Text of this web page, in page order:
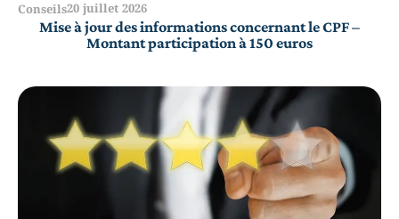
Conseils20 juillet 2026
Mise à jour des informations concernant le CPF –
Montant participation à 150 euros